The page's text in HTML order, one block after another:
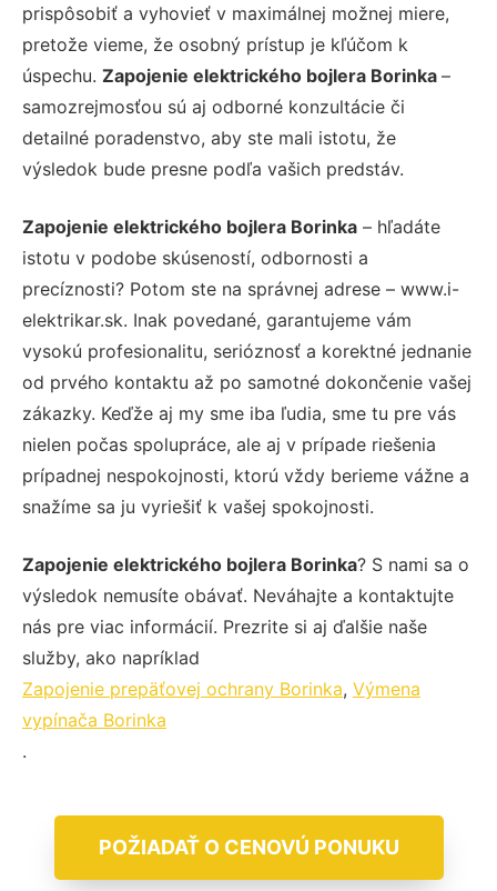
prispôsobiť a vyhovieť v maximálnej možnej miere,
pretože vieme, že osobný prístup je kľúčom k
úspechu. Zapojenie elektrického bojlera Borinka –
samozrejmosťou sú aj odborné konzultácie či
detailné poradenstvo, aby ste mali istotu, že
výsledok bude presne podľa vašich predstáv.
Zapojenie elektrického bojlera Borinka – hľadáte
istotu v podobe skúseností, odbornosti a
precíznosti? Potom ste na správnej adrese – www.i-
elektrikar.sk. Inak povedané, garantujeme vám
vysokú profesionalitu, serióznosť a korektné jednanie
od prvého kontaktu až po samotné dokončenie vašej
zákazky. Keďže aj my sme iba ľudia, sme tu pre vás
nielen počas spolupráce, ale aj v prípade riešenia
prípadnej nespokojnosti, ktorú vždy berieme vážne a
snažíme sa ju vyriešiť k vašej spokojnosti.
Zapojenie elektrického bojlera Borinka? S nami sa o
výsledok nemusíte obávať. Neváhajte a kontaktujte
nás pre viac informácií. Prezrite si aj ďalšie naše
služby, ako napríklad
Zapojenie prepäťovej ochrany Borinka, Výmena
vypínača Borinka
.
POŽIADAŤ O CENOVÚ PONUKU